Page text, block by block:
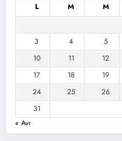
L
M M
3
4 5
10
11 12
17
18 19
24
25 26
31
« Avr